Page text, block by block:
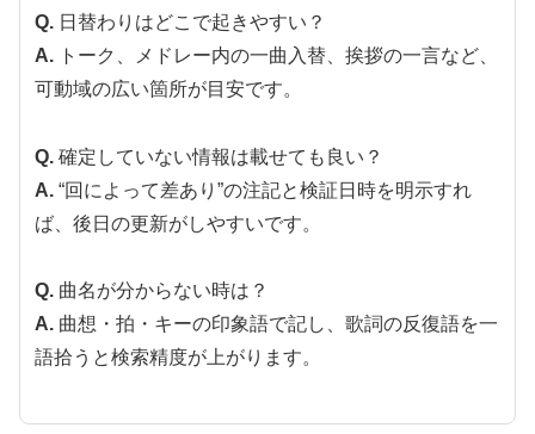
Q. 日替わりはどこで起きやすい？
A. トーク、メドレー内の一曲入替、挨拶の一言など、
可動域の広い箇所が目安です。
Q. 確定していない情報は載せても良い？
A. “回によって差あり”の注記と検証日時を明示すれ
ば、後日の更新がしやすいです。
Q. 曲名が分からない時は？
A. 曲想・拍・キーの印象語で記し、歌詞の反復語を一
語拾うと検索精度が上がります。